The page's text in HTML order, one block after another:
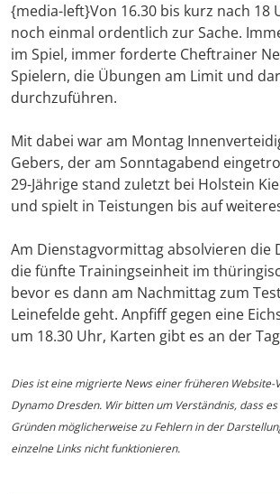
{media-left}Von 16.30 bis kurz nach 18
noch einmal ordentlich zur Sache.
im Spiel, immer forderte Cheftrainer
Spielern, die Übungen am Limit und
durchzuführen.
Mit dabei war am Montag
Gebers, der am Sonntagabend
29-Jährige stand zuletzt bei Holstein
und spielt in Teistungen bis auf
Am Dienstagvormittag absolvieren die
die fünfte Trainingseinheit im
bevor es dann am Nachmittag zum
Leinefelde geht. Anpfiff gegen eine
um 18.30 Uhr, Karten gibt es an der
Dies ist eine migrierte News einer früheren Website-
Dynamo Dresden. Wir bitten um Verständnis, dass
Gründen möglicherweise zu Fehlern in der
einzelne Links nicht funktionieren.